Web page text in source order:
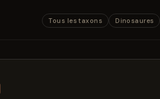
Tous les taxons Dinosaures